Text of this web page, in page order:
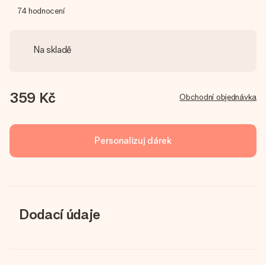
74 hodnocení
Na skladě
359 Kč Obchodní objednávka
Personalizuj dárek
Dodací údaje